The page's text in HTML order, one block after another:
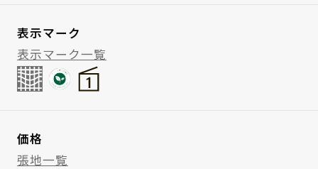
表示マーク
表示マーク一覧
価格
張地一覧